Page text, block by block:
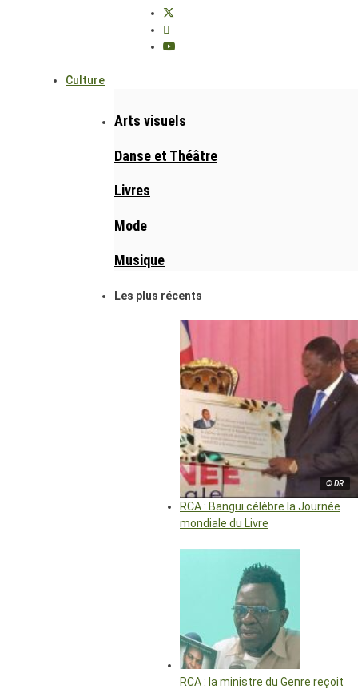
Culture
Arts visuels
Danse et Théâtre
Livres
Mode
Musique
Les plus récents
© DR
RCA : Bangui célèbre la Journée
mondiale du Livre
RCA : la ministre du Genre reçoit